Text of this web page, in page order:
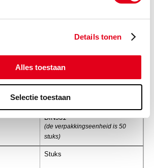
Details tonen
Alles toestaan
Selectie toestaan
-
RVS A2 borstbout M08x140
DIN931
(de verpakkingseenheid is 50
stuks)
Stuks